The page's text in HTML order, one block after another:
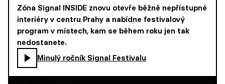
Zóna Signal INSIDE znovu otevře běžně nepřístupné
interiéry v centru Prahy a nabídne festivalový
program v místech, kam se během roku jen tak
nedostanete.
Minulý ročník Signal Festivalu